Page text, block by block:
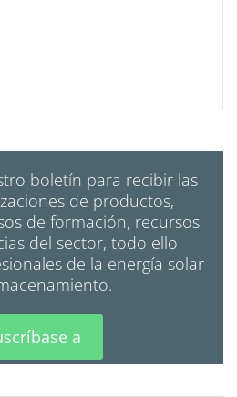
boletín para recibir las
de productos,
de formación, recursos
del sector, todo ello
de la energía solar
a